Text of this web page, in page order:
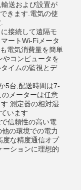
送および設置が
きます.電気の使
接続して遠隔モ
ートWi-Fiメータ
電気消費量を簡単
やコンピュータを
イムの監視とデ
5台,配送時間は7-
メーターは任意
.測定器の相対湿
います
信頼性の高い電
の環境での電力
度な精度通信オプ
ーションに理想的